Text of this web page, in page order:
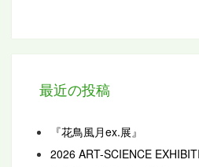
最近の投稿
『花鳥風月ex.展』
2026 ART-SCIENCE